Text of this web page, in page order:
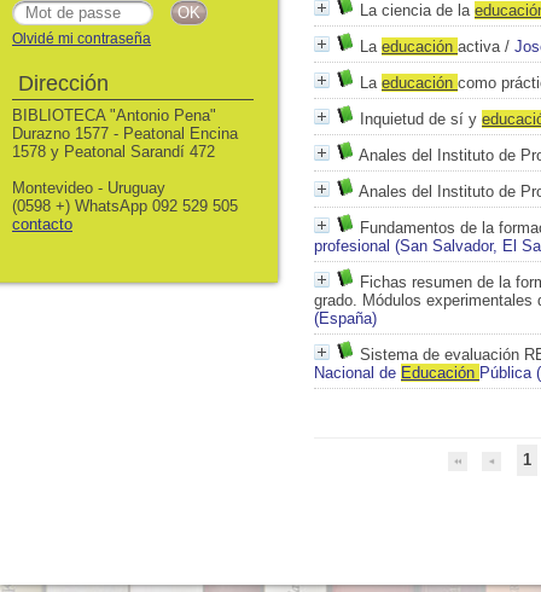
La ciencia de la
La educación activa/
La educación como
Inquietud de sí y
Anales del Instituto de
Anales del Instituto de
Fundamentos de la
profesional (San Salvador, El
Fichas resumen de la
grado. Módulos
(España)
Sistema de evaluación
Nacional de Educación Pública
1
Olvidé mi contraseña
Dirección
BIBLIOTECA "Antonio Pena"
Durazno 1577 - Peatonal Encina
1578 y Peatonal Sarandí 472
Montevideo - Uruguay
(0598 +) WhatsApp 092 529 505
contacto